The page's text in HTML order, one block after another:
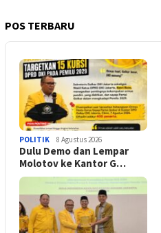
POS TERBARU
POLITIK 8 Agustus 2026
Dulu Demo dan Lempar
Molotov ke Kantor G…